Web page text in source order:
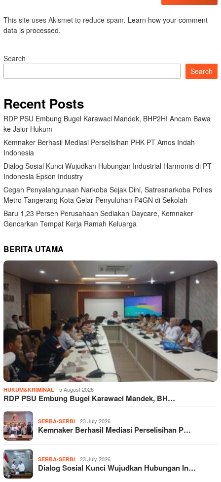
This site uses Akismet to reduce spam. Learn how your comment
data is processed.
Search
Search
Recent Posts
RDP PSU Embung Bugel Karawaci Mandek, BHP2HI Ancam Bawa
ke Jalur Hukum
Kemnaker Berhasil Mediasi Perselisihan PHK PT Amos Indah
Indonesia
Dialog Sosial Kunci Wujudkan Hubungan Industrial Harmonis di PT
Indonesia Epson Industry
Cegah Penyalahgunaan Narkoba Sejak Dini, Satresnarkoba Polres
Metro Tangerang Kota Gelar Penyuluhan P4GN di Sekolah
Baru 1,23 Persen Perusahaan Sediakan Daycare, Kemnaker
Gencarkan Tempat Kerja Ramah Keluarga
BERITA UTAMA
HUKUM&KRIMINAL 5 August 2026
RDP PSU Embung Bugel Karawaci Mandek, BH…
SERBA-SERBI 23 July 2026
Kemnaker Berhasil Mediasi Perselisihan P…
SERBA-SERBI 23 July 2026
Dialog Sosial Kunci Wujudkan Hubungan In…